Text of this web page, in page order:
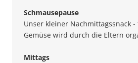
Schmausepause
Unser kleiner Nachmittagssnack
Gemüse wird durch die Eltern
Mittags